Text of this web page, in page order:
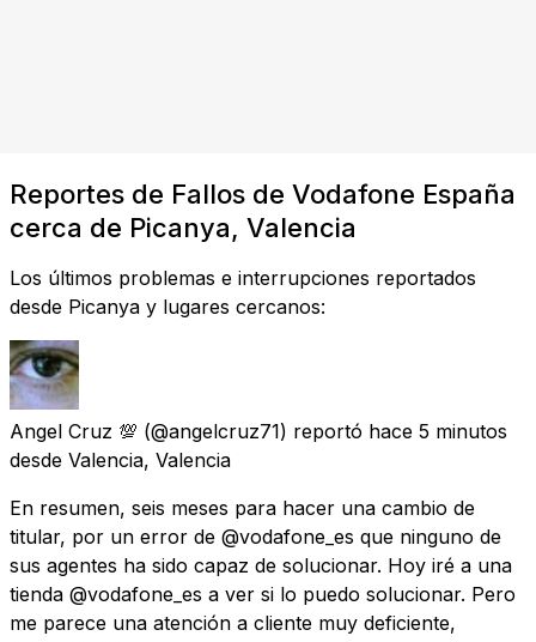
Reportes de Fallos de Vodafone España
cerca de Picanya, Valencia
Los últimos problemas e interrupciones reportados
desde Picanya y lugares cercanos:
Angel Cruz 💯 (@angelcruz71) reportó hace 5 minutos
desde Valencia, Valencia
En resumen, seis meses para hacer una cambio de
titular, por un error de @vodafone_es que ninguno de
sus agentes ha sido capaz de solucionar. Hoy iré a una
tienda @vodafone_es a ver si lo puedo solucionar. Pero
me parece una atención a cliente muy deficiente,